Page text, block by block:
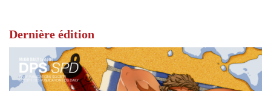
Dernière édition